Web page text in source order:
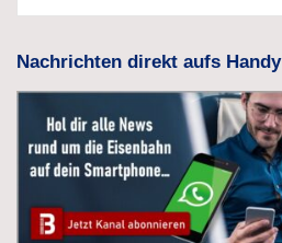
Nachrichten direkt aufs Handy